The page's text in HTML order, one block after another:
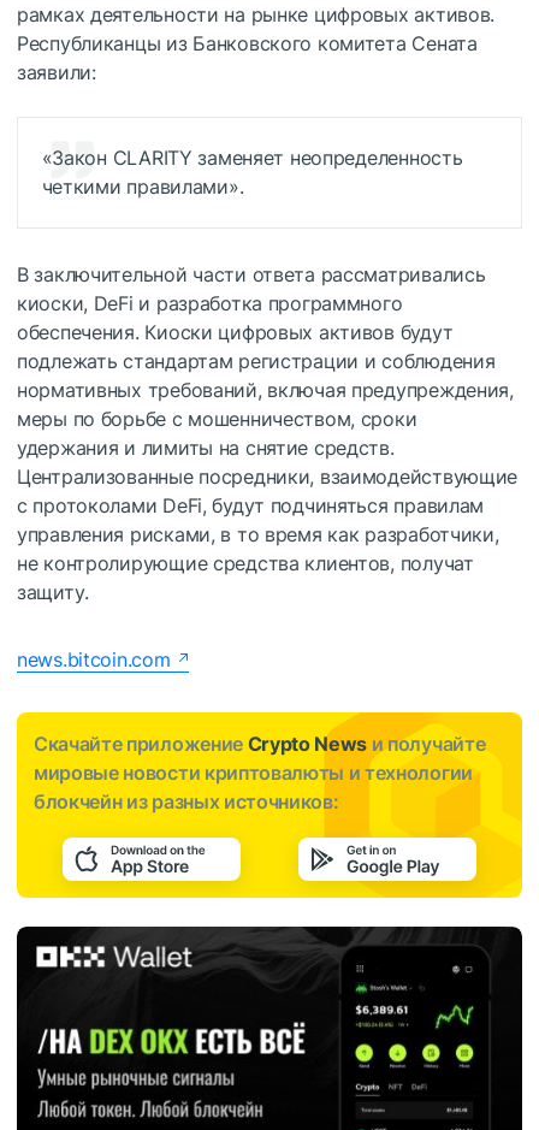
рамках деятельности на рынке цифровых активов.
Республиканцы из Банковского комитета Сената
заявили:
«Закон CLARITY заменяет неопределенность
четкими правилами».
В заключительной части ответа рассматривались
киоски, DeFi и разработка программного
обеспечения. Киоски цифровых активов будут
подлежать стандартам регистрации и соблюдения
нормативных требований, включая предупреждения,
меры по борьбе с мошенничеством, сроки
удержания и лимиты на снятие средств.
Централизованные посредники, взаимодействующие
с протоколами DeFi, будут подчиняться правилам
управления рисками, в то время как разработчики,
не контролирующие средства клиентов, получат
защиту.
news.bitcoin.com
Скачайте приложение Crypto News и получайте
мировые новости криптовалюты и технологии
блокчейн из разных источников: